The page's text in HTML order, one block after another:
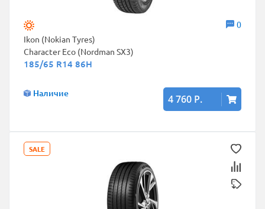
0
Ikon (Nokian Tyres)
Character Eco (Nordman SX3)
185/65 R14 86H
Наличие 4 760 Р.
SALE